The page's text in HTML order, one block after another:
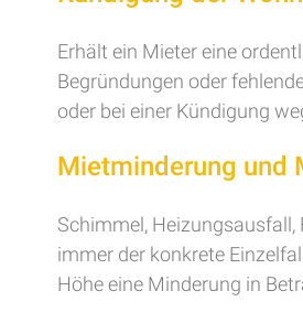
Erhält ein Mieter eine
Begründungen oder
oder bei einer Kündigung
Mietminderung und
Schimmel,
immer der konkrete
Höhe eine Minderung in